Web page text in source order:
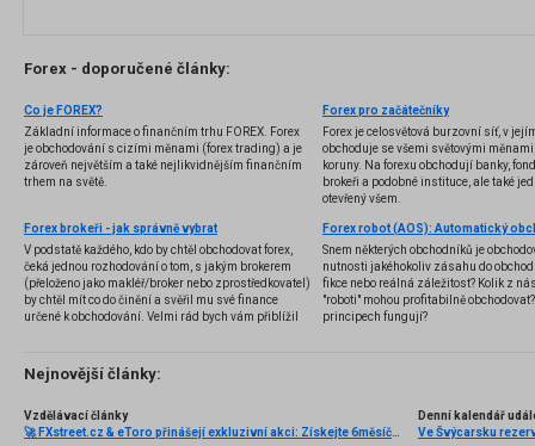
Forex - doporučené články:
Co je FOREX?
Základní informace o finančním trhu FOREX. Forex
je obchodování s cizími měnami (forex trading) a je
zároveň největším a také nejlikvidnějším finančním
trhem na světě.
Forex pro začátečníky
Forex je celosvětová burzovní síť, v
obchoduje se všemi světovými
koruny. Na forexu obchodují banky,
brokeři a podobné instituce, ale také
otevřený všem.
Forex brokeři - jak správně vybrat
V podstatě každého, kdo by chtěl obchodovat forex,
čeká jednou rozhodování o tom, s jakým brokerem
(přeloženo jako makléř/broker nebo zprostředkovatel)
by chtěl mít co do činění a svěřil mu své finance
určené k obchodování. Velmi rád bych vám přiblížil
několik příkladů nejznámějších z nich.
Snem některých obchodníků je
nutnosti jakéhokoliv zásahu do
fikce nebo reálná záležitost? Kolik z
"roboti" mohou profitabilně
principech fungují?
Nejnovější články:
Vzdělávací články
🚀 FXstreet.cz & eToro přinášejí exkluzivní akci: Získejte 6měsíční členství ve VIP zóně ZDARMA
Denní kalendář
Ve Švýcarsku